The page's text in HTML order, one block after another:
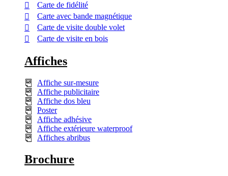
Carte de fidélité
Carte avec bande magnétique
Carte de visite double volet
Carte de visite en bois
Affiches
Affiche sur-mesure
Affiche publicitaire
Affiche dos bleu
Poster
Affiche adhésive
Affiche extérieure waterproof
Affiches abribus
Brochure